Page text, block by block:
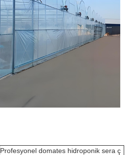
Profesyonel domates hidroponik sera ç